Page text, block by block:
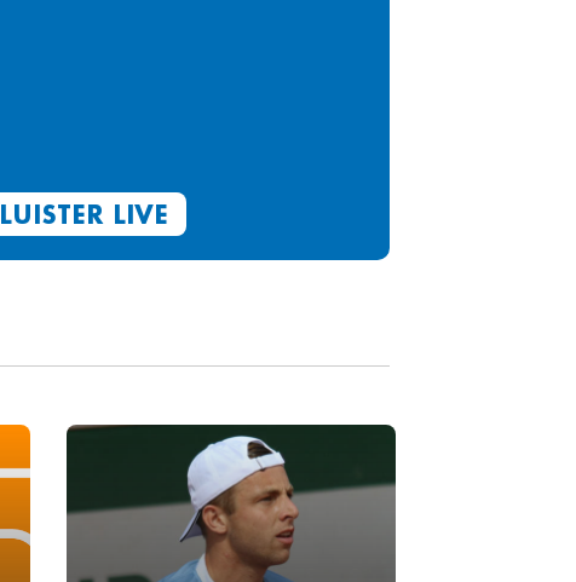
LUISTER LIVE